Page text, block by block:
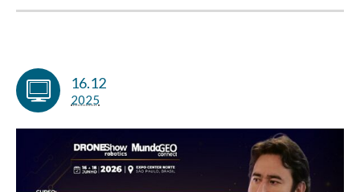
16.12
2025